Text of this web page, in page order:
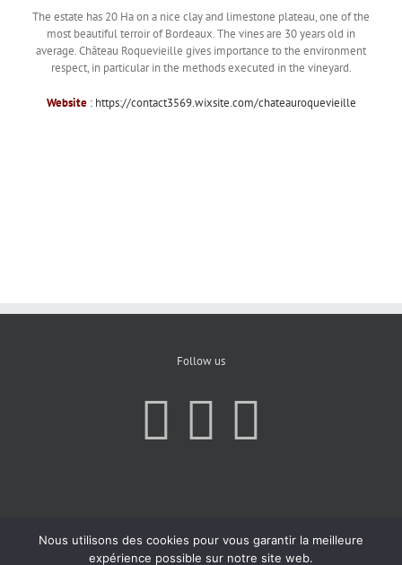
The estate has 20 Ha on a nice clay and limestone plateau, one of the
most beautiful terroir of Bordeaux. The vines are 30 years old in
average. Château Roquevieille gives importance to the environment
respect, in particular in the methods executed in the vineyard.
Website :https://contact3569.wixsite.com/chateauroquevieille
Follow us
Nous utilisons des cookies pour vous garantir la meilleure
expérience possible sur notre site web.